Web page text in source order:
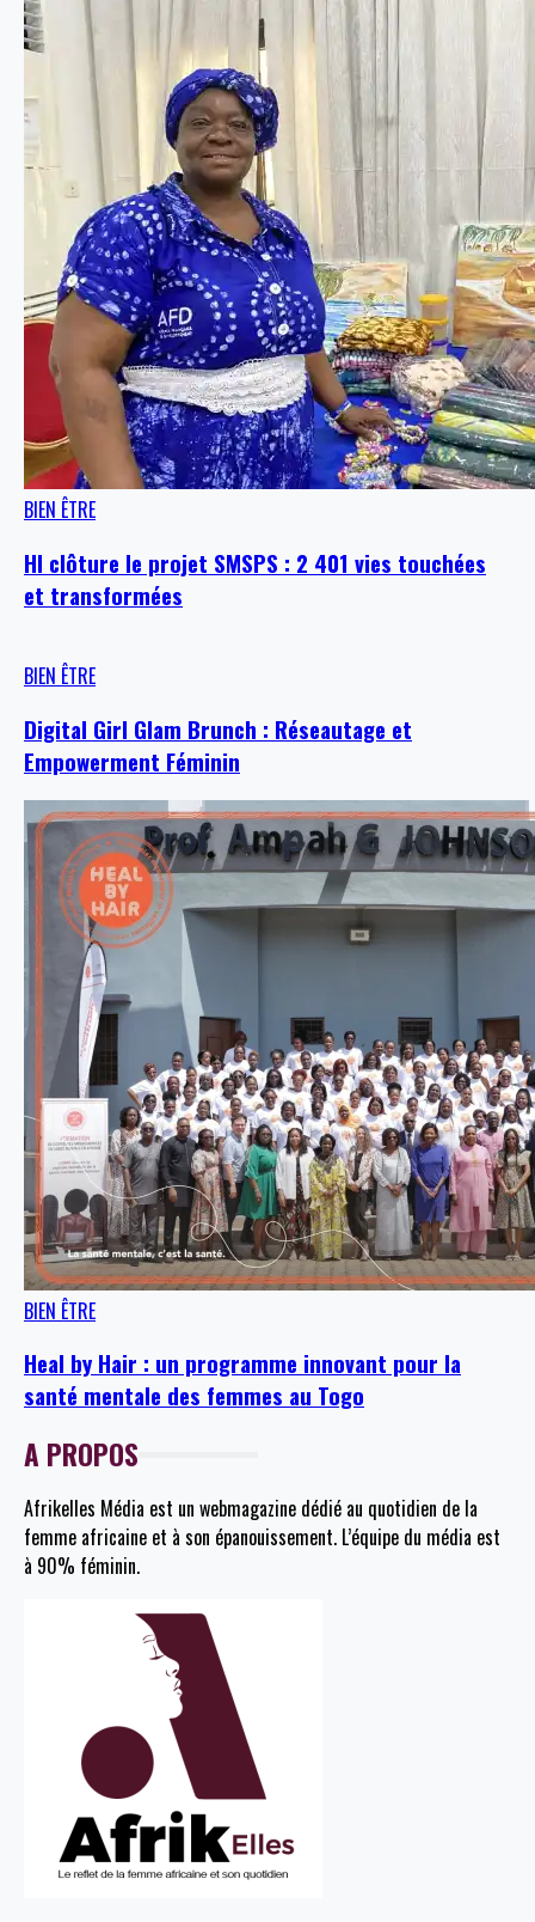
BIEN ÊTRE
HI clôture le projet SMSPS : 2 401 vies touchées
et transformées
BIEN ÊTRE
Digital Girl Glam Brunch : Réseautage et
Empowerment Féminin
BIEN ÊTRE
Heal by Hair : un programme innovant pour la
santé mentale des femmes au Togo
A PROPOS
Afrikelles Média est un webmagazine dédié au quotidien de la
femme africaine et à son épanouissement. L’équipe du média est
à 90% féminin.